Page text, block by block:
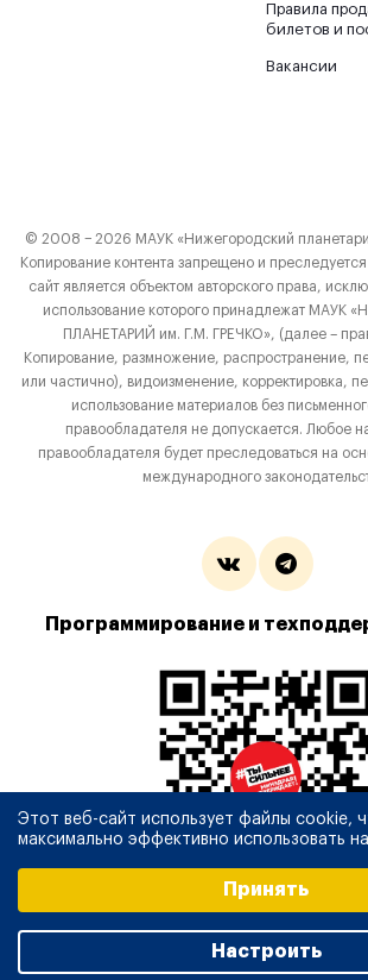
Правила
билетов и
Вакансии
© 2008 − 2026 МАУК «Нижегородский
Копирование контента запрещено и
сайт является объектом авторского права,
использование которого принадлежат МАУК
ПЛАНЕТАРИЙ им. Г.М. ГРЕЧКО», (далее –
Копирование, размножение, распространение,
или частично), видоизменение, корректировка,
использование материалов без
правообладателя не допускается. Любое
правообладателя будет преследоваться на
международного
Программирование и
Этот веб-сайт использует файлы cookie,
максимально эффективно использовать
Принять
Настроить